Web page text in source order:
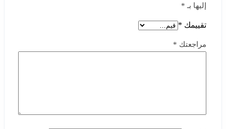
إليها بـ *
تقييمك *
مراجعتك *